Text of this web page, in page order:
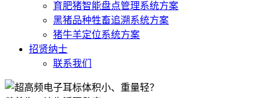
育肥猪智能盘点管理系统方案
黑猪品种牲畜追溯系统方案
猪牛羊定位系统方案
招贤纳士
联系我们